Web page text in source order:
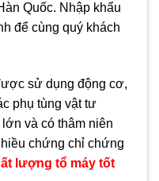
Quốc. Nhập khẩu
để cùng quý khách
sử dụng động cơ,
phụ tùng vật tư
và có thâm niên
chứng chỉ chứng
lượng tổ máy tốt